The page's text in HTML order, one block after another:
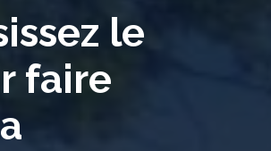
le
faire